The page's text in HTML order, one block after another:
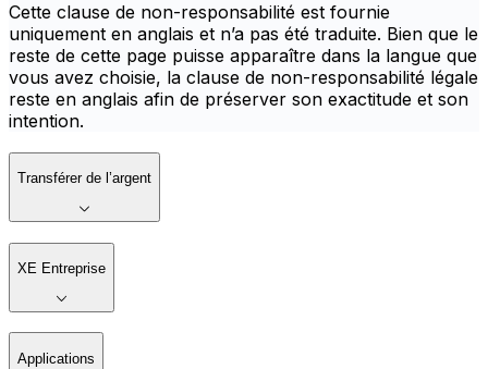
Cette clause de non-responsabilité est fournie
uniquement en anglais et n’a pas été traduite. Bien que le
reste de cette page puisse apparaître dans la langue que
vous avez choisie, la clause de non-responsabilité légale
reste en anglais afin de préserver son exactitude et son
intention.
Transférer de l’argent
XE Entreprise
Applications